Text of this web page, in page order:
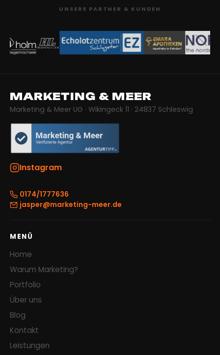
UNSERE PARTNER & KUNDEN
MARKETING & MEER
Marketing & Meer UG · Wikingeck 11 · 24837 Schleswig
Instagram
0174/1777636
jasper@marketing-meer.de
MENÜ
Home
Warum Marketing?
Portfolio
Über uns
Blog
Kontakt
Leistungen